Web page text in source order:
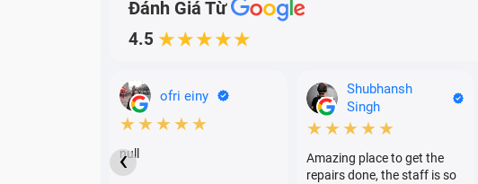
Đánh Giá Từ
4.5 ★★★★★
ofri einy
★★★★★
null
Shubhansh
Singh
★★★★★
Amazing place to get the
repairs done, the staff is so
‹